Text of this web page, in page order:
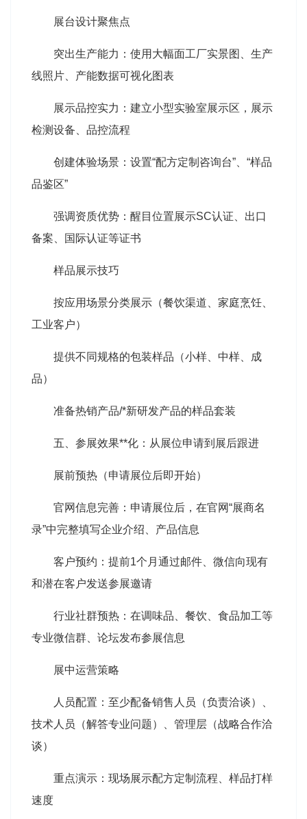
展台设计聚焦点
突出生产能力：使用大幅面工厂实景图、生产
线照片、产能数据可视化图表
展示品控实力：建立小型实验室展示区，展示
检测设备、品控流程
创建体验场景：设置“配方定制咨询台”、“样品
品鉴区”
强调资质优势：醒目位置展示SC认证、出口
备案、国际认证等证书
样品展示技巧
按应用场景分类展示（餐饮渠道、家庭烹饪、
工业客户）
提供不同规格的包装样品（小样、中样、成
品）
准备热销产品/*新研发产品的样品套装
五、参展效果**化：从展位申请到展后跟进
展前预热（申请展位后即开始）
官网信息完善：申请展位后，在官网“展商名
录”中完整填写企业介绍、产品信息
客户预约：提前1个月通过邮件、微信向现有
和潜在客户发送参展邀请
行业社群预热：在调味品、餐饮、食品加工等
专业微信群、论坛发布参展信息
展中运营策略
人员配置：至少配备销售人员（负责洽谈）、
技术人员（解答专业问题）、管理层（战略合作洽
谈）
重点演示：现场展示配方定制流程、样品打样
速度